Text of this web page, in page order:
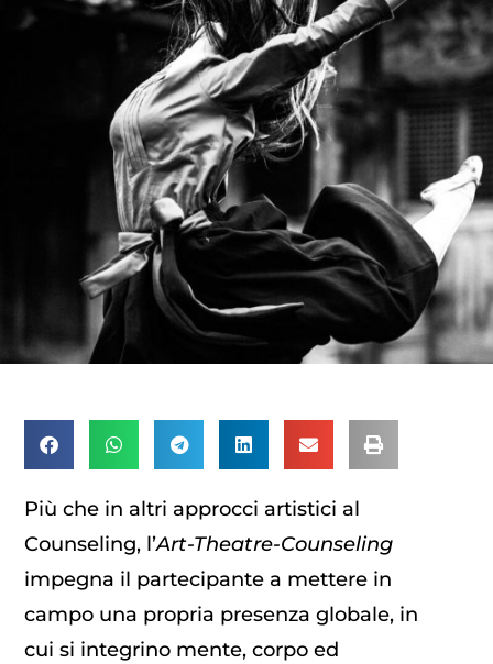
Più che in altri approcci artistici al
Counseling, l’Art-Theatre-Counseling
impegna il partecipante a mettere in
campo una propria presenza globale, in
cui si integrino mente, corpo ed